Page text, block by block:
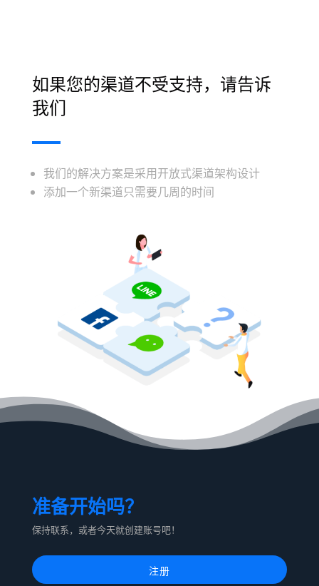
如果您的渠道不受支持，请告诉
我们
我们的解决方案是采用开放式渠道架构设计
添加一个新渠道只需要几周的时间
准备开始吗？
保持联系，或者今天就创建账号吧！
注册